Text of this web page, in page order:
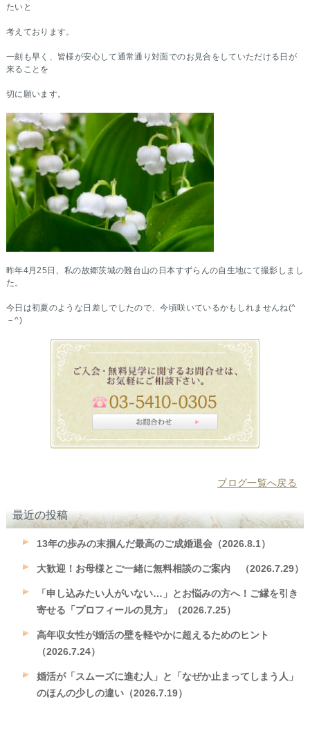
たいと
考えております。
一刻も早く、皆様が安心して通常通り対面でのお見合をしていただける日が
来ることを
切に願います。
昨年4月25日、私の故郷茨城の難台山の日本すずらんの自生地にて撮影しまし
た。
今日は初夏のような日差しでしたので、今頃咲いているかもしれませんね(^
－^)
ブログ一覧へ戻る
最近の投稿
13年の歩みの末掴んだ最高のご成婚退会（2026.8.1）
大歓迎！お母様とご一緒に無料相談のご案内 （2026.7.29）
「申し込みたい人がいない…」とお悩みの方へ！ご縁を引き
寄せる「プロフィールの見方」（2026.7.25）
高年収女性が婚活の壁を軽やかに超えるためのヒント
（2026.7.24）
婚活が「スムーズに進む人」と「なぜか止まってしまう人」
のほんの少しの違い（2026.7.19）